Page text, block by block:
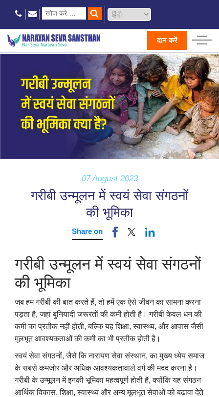
दान करें
07 August 2023
गरीबी उन्मूलन में स्वयं सेवा संगठनों
की भूमिका
Share on
गरीबी उन्मूलन में स्वयं सेवा संगठनों
की भूमिका
जब हम गरीबी की बात करते हैं, तो हमें एक ऐसे जीवन का सामना करना
पड़ता है, जहां बुनियादी जरूरतों की कमी होती है। गरीबी केवल धन की
कमी का प्रतीक नहीं होती, बल्कि यह शिक्षा, स्वास्थ्य, और आवास जैसी
मूलभूत आवश्यकताओं की कमी का भी प्रतीक होती है।
स्वयं सेवा संगठनों, जैसे कि नारायण सेवा संस्थान, का मुख्य ध्येय समाज
के सबसे कमजोर और अधिक आवश्यकतावाले वर्ग की मदद करना है।
गरीबी के उन्मूलन में इनकी भूमिका महत्वपूर्ण होती है, क्योंकि यह संगठन
आर्थिक विकास, शिक्षा, स्वास्थ्य और अन्य मूलभूत सेवाओं को बढ़ावा देते